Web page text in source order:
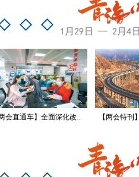
两会直通车】全面深化改... 【两会特刊